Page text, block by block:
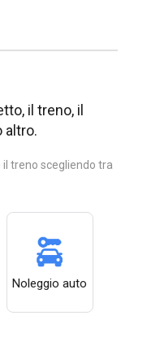
il treno, il
altro.
treno scegliendo tra
Noleggio auto